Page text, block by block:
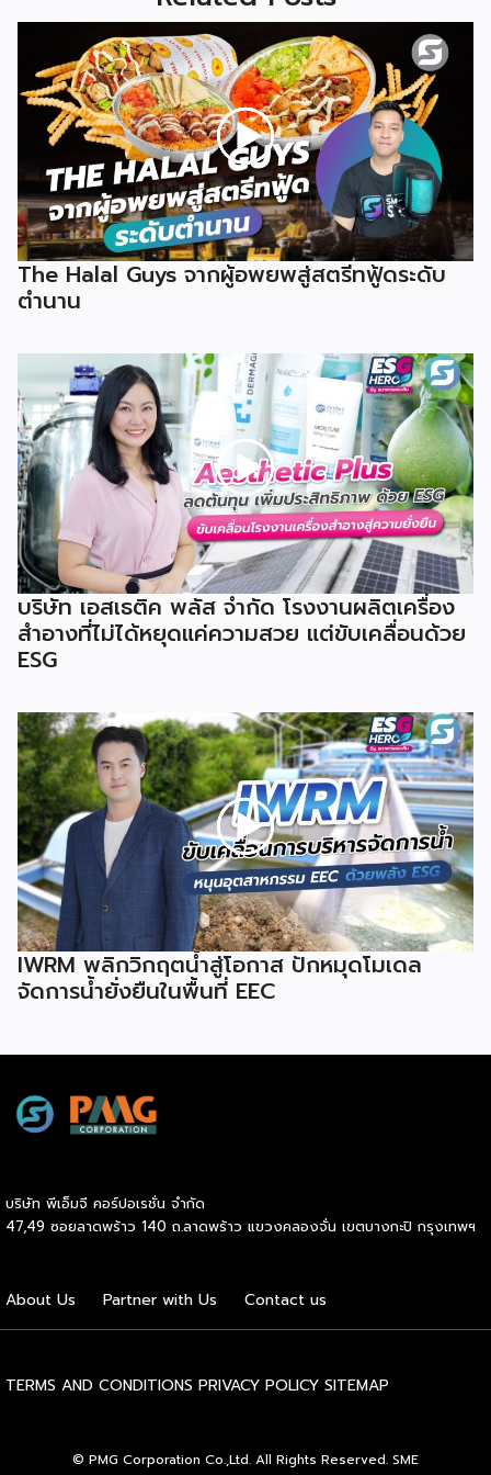
The Halal Guys จากผู้อพยพสู่สตรีทฟู้ดระดับ
ตำนาน
บริษัท เอสเธติค พลัส จำกัด โรงงานผลิตเครื่อง
สำอางที่ไม่ได้หยุดแค่ความสวย แต่ขับเคลื่อนด้วย
ESG
IWRM พลิกวิกฤตน้ำสู่โอกาส ปักหมุดโมเดล
จัดการน้ำยั่งยืนในพื้นที่ EEC
บริษัท พีเอ็มจี คอร์ปอเรชั่น จำกัด
47,49 ซอยลาดพร้าว 140 ถ.ลาดพร้าว แขวงคลองจั่น เขตบางกะปิ กรุงเทพฯ
About Us Partner with Us Contact us
TERMS AND CONDITIONS PRIVACY POLICY SITEMAP
© PMG Corporation Co.,Ltd. All Rights Reserved. SME